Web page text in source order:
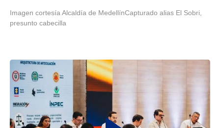
Imagen cortesía Alcaldía de MedellínCapturado alias El Sobri,
presunto cabecilla